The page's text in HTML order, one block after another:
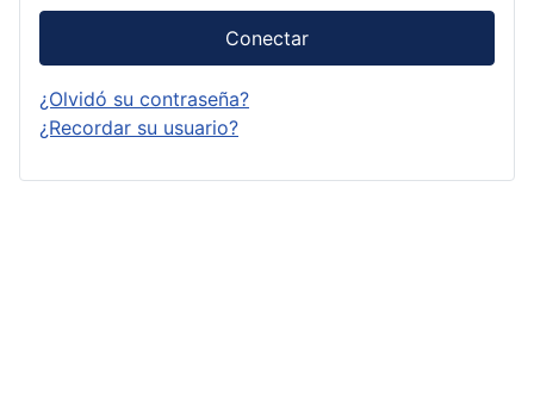
Conectar
¿Olvidó su contraseña?
¿Recordar su usuario?